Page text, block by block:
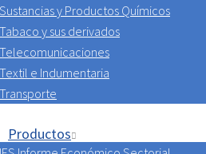
Sustancias y Productos Químicos
Tabaco y sus derivados
Telecomunicaciones
Textil e Indumentaria
Transporte
Productos